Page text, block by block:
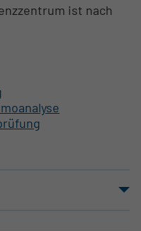
ist nach